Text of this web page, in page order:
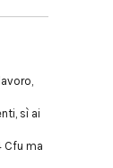
sì ai
Cfu ma